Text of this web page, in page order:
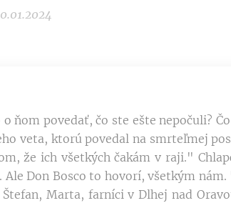
o ňom povedať, čo ste ešte nepočuli?
veta, ktorú povedal na smrteľmej
že ich všetkých čakám v raji."
Ale Don Bosco to hovorí, všetkým
Marta, farníci v Dlhej nad